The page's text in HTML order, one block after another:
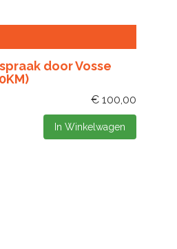
door Vosse
€ 100,00
In Winkelwagen